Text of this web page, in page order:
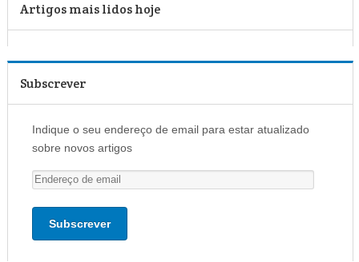
Artigos mais lidos hoje
Subscrever
Indique o seu endereço de email para estar atualizado
sobre novos artigos
E
n
d